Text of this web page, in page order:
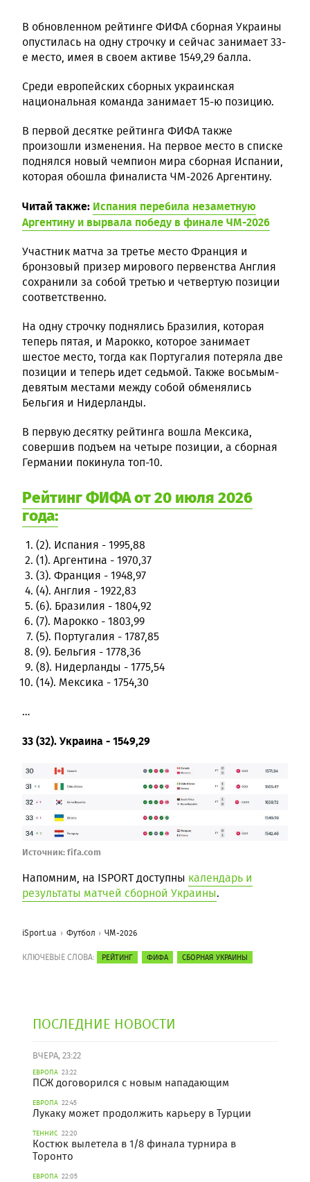
В обновленном рейтинге ФИФА сборная Украины
опустилась на одну строчку и сейчас занимает 33-
е место, имея в своем активе 1549,29 балла.
Среди европейских сборных украинская
национальная команда занимает 15-ю позицию.
В первой десятке рейтинга ФИФА также
произошли изменения. На первое место в списке
поднялся новый чемпион мира сборная Испании,
которая обошла финалиста ЧМ-2026 Аргентину.
Читай также: Испания перебила незаметную
Аргентину и вырвала победу в финале ЧМ-2026
Участник матча за третье место Франция и
бронзовый призер мирового первенства Англия
сохранили за собой третью и четвертую позиции
соответственно.
На одну строчку поднялись Бразилия, которая
теперь пятая, и Марокко, которое занимает
шестое место, тогда как Португалия потеряла две
позиции и теперь идет седьмой. Также восьмым-
девятым местами между собой обменялись
Бельгия и Нидерланды.
В первую десятку рейтинга вошла Мексика,
совершив подъем на четыре позиции, а сборная
Германии покинула топ-10.
Рейтинг ФИФА от 20 июля 2026
года:
(2). Испания - 1995,88
(1). Аргентина - 1970,37
(3). Франция - 1948,97
(4). Англия - 1922,83
(6). Бразилия - 1804,92
(7). Марокко - 1803,99
(5). Португалия - 1787,85
(9). Бельгия - 1778,36
(8). Нидерланды - 1775,54
(14). Мексика - 1754,30
…
33 (32). Украина - 1549,29
Источник:fifa.com
Напомним, на ISPORT доступны календарь и
результаты матчей сборной Украины.
iSport.ua Футбол ЧМ-2026
КЛЮЧЕВЫЕ СЛОВА: РЕЙТИНГ ФИФА СБОРНАЯ УКРАИНЫ
ПОСЛЕДНИЕ НОВОСТИ
ВЧЕРА, 23:22
ЕВРОПА 23:22
ПСЖ договорился с новым нападающим
ЕВРОПА 22:45
Лукаку может продолжить карьеру в Турции
ТЕННИС 22:20
Костюк вылетела в 1/8 финала турнира в
Торонто
ЕВРОПА 22:05